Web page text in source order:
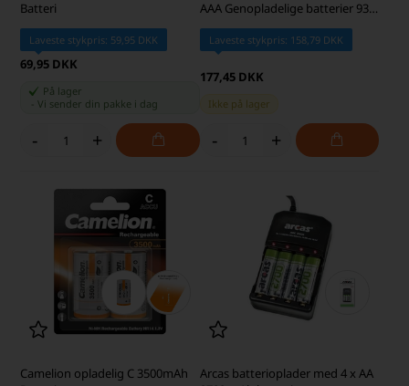
Batteri
Laveste stykpris: 59,95 DKK
69,95 DKK
På lager
-Vi sender din pakke i dag
- +
AAA Genopladelige batterier 930
mAh BK-4HCDE/2BE
Laveste stykpris: 158,79 DKK
177,45 DKK
Ikke på lager
- +
Camelion opladelig C 3500mAh
Arcas batterioplader med 4 x AA